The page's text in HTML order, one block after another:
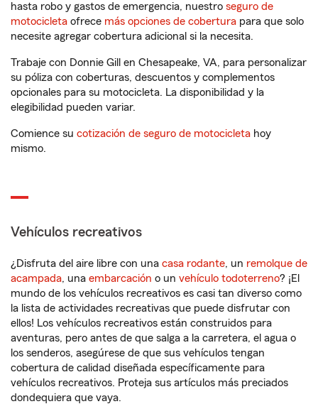
hasta robo y gastos de emergencia, nuestro seguro de
motocicleta ofrece más opciones de cobertura para que solo
necesite agregar cobertura adicional si la necesita.
Trabaje con Donnie Gill en Chesapeake, VA, para personalizar
su póliza con coberturas, descuentos y complementos
opcionales para su motocicleta. La disponibilidad y la
elegibilidad pueden variar.
Comience su cotización de seguro de motocicleta hoy
mismo.
Vehículos recreativos
¿Disfruta del aire libre con una casa rodante, un remolque de
acampada, una embarcación o un vehículo todoterreno? ¡El
mundo de los vehículos recreativos es casi tan diverso como
la lista de actividades recreativas que puede disfrutar con
ellos! Los vehículos recreativos están construidos para
aventuras, pero antes de que salga a la carretera, el agua o
los senderos, asegúrese de que sus vehículos tengan
cobertura de calidad diseñada específicamente para
vehículos recreativos. Proteja sus artículos más preciados
dondequiera que vaya.